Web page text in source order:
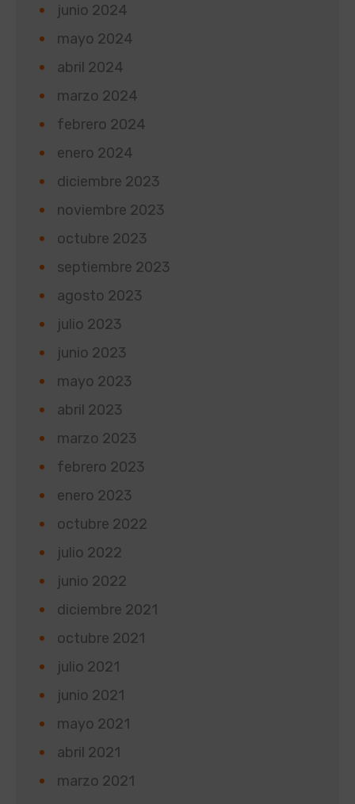
junio 2024
mayo 2024
abril 2024
marzo 2024
febrero 2024
enero 2024
diciembre 2023
noviembre 2023
octubre 2023
septiembre 2023
agosto 2023
julio 2023
junio 2023
mayo 2023
abril 2023
marzo 2023
febrero 2023
enero 2023
octubre 2022
julio 2022
junio 2022
diciembre 2021
octubre 2021
julio 2021
junio 2021
mayo 2021
abril 2021
marzo 2021